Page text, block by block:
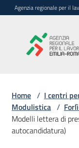
Vai al contenuto
Vai alla navigazione
Vai al footer
Agenzia regionale per il
I
Sedi
e
contatti
Home / I centri
Modulistica /
Modelli lettera di
autocandidatura)